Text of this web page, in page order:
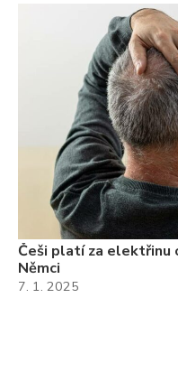
Češi platí za elektřinu
Němci
7. 1. 2025